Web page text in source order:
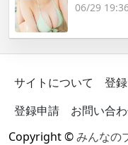
06/29
サイトについて 登
登録申請
お問い合
Copyright ©みんなの